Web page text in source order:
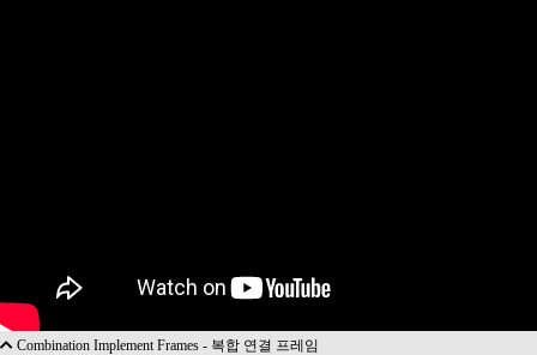
Combination Implement Frames - 복합 연결 프레임